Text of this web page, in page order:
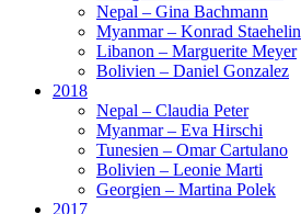
Nepal – Gina Bachmann
Myanmar – Konrad Staehelin
Libanon – Marguerite Meyer
Bolivien – Daniel Gonzalez
2018
Nepal – Claudia Peter
Myanmar – Eva Hirschi
Tunesien – Omar Cartulano
Bolivien – Leonie Marti
Georgien – Martina Polek
2017